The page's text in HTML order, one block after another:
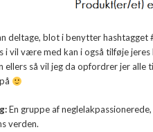
deltage, blot i benytter
i vil være med kan i også tilføje
ellers så vil jeg da opfordrer jer alle
En gruppe af
verden.